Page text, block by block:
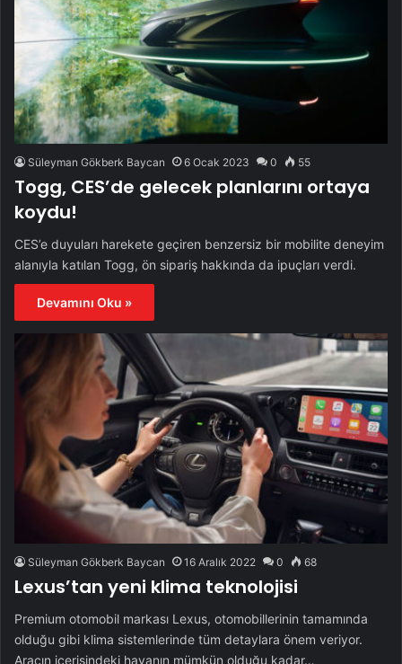
Süleyman Gökberk Baycan 6 Ocak 2023 0 55
Togg, CES’de gelecek planlarını ortaya
koydu!
CES’e duyuları harekete geçiren benzersiz bir mobilite deneyim
alanıyla katılan Togg, ön sipariş hakkında da ipuçları verdi.
Devamını Oku »
Süleyman Gökberk Baycan 16 Aralık 2022 0 68
Lexus’tan yeni klima teknolojisi
Premium otomobil markası Lexus, otomobillerinin tamamında
olduğu gibi klima sistemlerinde tüm detaylara önem veriyor.
Aracın içerisindeki havanın mümkün olduğu kadar…